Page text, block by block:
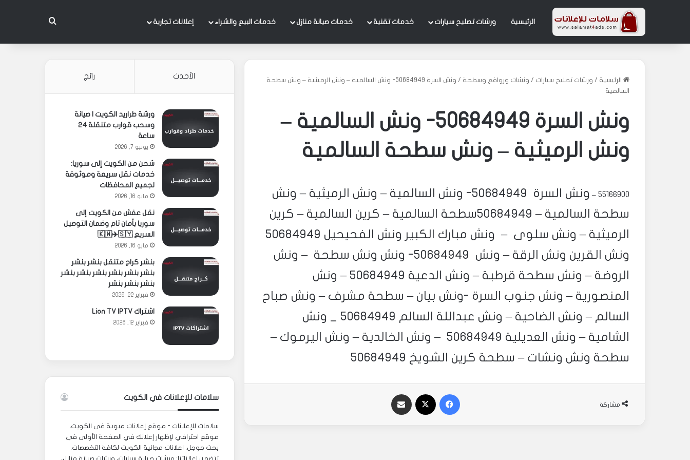
الرئيسية ورشات تصليح سيارات خدمات تقنية خدمات صيانة منازل خدمات البيع والشراء إعلانات تجارية بحث عن
الرئيسية / ورشات تصليح سيارات / ونشات وروافع وسطحة /
ونش السرة 50684949- ونش السالمية – ونش الرميثية – ونش سطحة
السالمية
ونش السرة 50684949- ونش السالمية –
ونش الرميثية – ونش سطحة السالمية
55166900 –
‎ونش السرة 50684949- ونش السالمية – ونش الرميثية – ونش
سطحة السالمية – 50684949سطحة السالمية – كرين السالمية – كرين
الرميثية – ونش سلوى – ونش مبارك الكبير ونش الفحيحيل 50684949
ونش القرين ونش الرقة – ونش 50684949- ونش ونش سطحة – ونش
الروضة – ونش سطحة قرطبة – ونش الدعية 50684949 – ونش
المنصورية – ونش جنوب السرة -ونش بيان – سطحة مشرف – ونش صباح
السالم – ونش الضاحية – ونش عبداللة السالم 50684949 _ ونش
الشامية – ونش العديلية 50684949 – ونش الخالدية – ونش اليرموك –
سطحة ونش ونشات – سطحة كرين الشويخ 50684949
مشاركة
فيسبوك
الأحدث رائج
ورشة طراريد الكويت | صيانة
وسحب قوارب متنقلة 24
ساعة
يونيو 7, 2026
شحن من الكويت إلى سوريا:
خدمات نقل سريعة وموثوقة
لجميع المحافظات
مايو 16, 2026
نقل عفش من الكويت إلى
سوريا بأمان تام وضمان التوصيل
السريع 🇰🇼✈️🇸🇾
مايو 16, 2026
بنشر كراج متنقل بنشر بنشر
بنشر بنشر بنشر بنشر بنشر بنشر
بنشر بنشر بنشر
فبراير 22, 2026
اشتراك Lion TV IPTV
فبراير 12, 2026
سلامات للإعلانات في الكويت
سلامات للإعلانات - موقع إعلانات مبوبة في الكويت،
موقع احترافي لإظهار إعلانك في الصفحة الأولى في
بحث جوجل. اعلانات مجانية الكويت لكافة التخصصات.
تتضمن إعلاناتنا: ورشات صيانة سيارات، ورشات صيانة منازل،